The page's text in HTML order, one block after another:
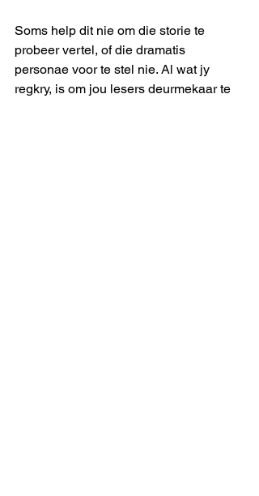
Soms help dit nie om die storie te
probeer vertel, of die dramatis
personae voor te stel nie. Al wat jy
regkry, is om jou lesers deurmekaar te